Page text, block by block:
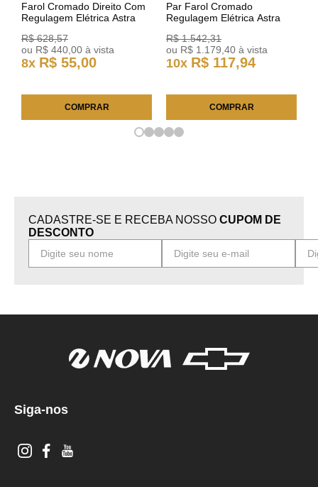
Farol Cromado Direito Com
Regulagem Elétrica Astra
R$ 628,57
ou R$ 440 00 à vista
8x R$ 55,00
COMPRAR
Par Farol Cromado
Regulagem Elétrica Astra
R$ 1.542,31
ou R$ 1 179 40 à vista
10x R$ 117,94
COMPRAR
CADASTRE-SE E RECEBA NOSSO CUPOM DE
DESCONTO
Siga-nos